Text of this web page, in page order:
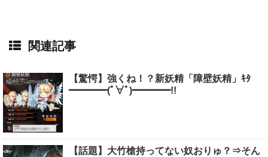
関連記事
【驚愕】強くね！？新妖精「障壁妖精」ｷﾀ
━━━━(ﾟ∀ﾟ)━━━━!!
【話題】大竹槍持ってない奴おりゅ？⇒そん